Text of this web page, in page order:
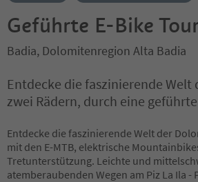
Geführte E-Bike
Badia, Dolomitenregion Alta Badia
Entdecke die faszinierende
zwei Rädern, durch eine
Entdecke die faszinierende Welt der
mit den E-MTB, elektrische
Tretunterstützung. Leichte und
atemberaubenden Wegen am Piz La Ila -